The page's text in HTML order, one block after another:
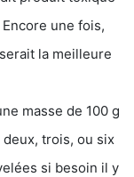
une fois,
la meilleure
masse de 100 g
trois, ou six
si besoin il y